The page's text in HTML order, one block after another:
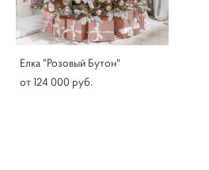
Елка "Розовый Бутон"
от 124 000 pуб.